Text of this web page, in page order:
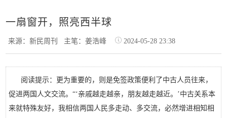
一扇窗开，照亮西半球
来源：新民周刊 主笔：姜浩峰 2024-05-28 23:38
阅读提示：更为重要的，则是免签政策便利了中古人员往来，
促进两国人文交流。“‘亲戚越走越亲，朋友越走越近。’中古关系本
来就特殊友好，我相信两国人民多走动、多交流，必然增进相知相